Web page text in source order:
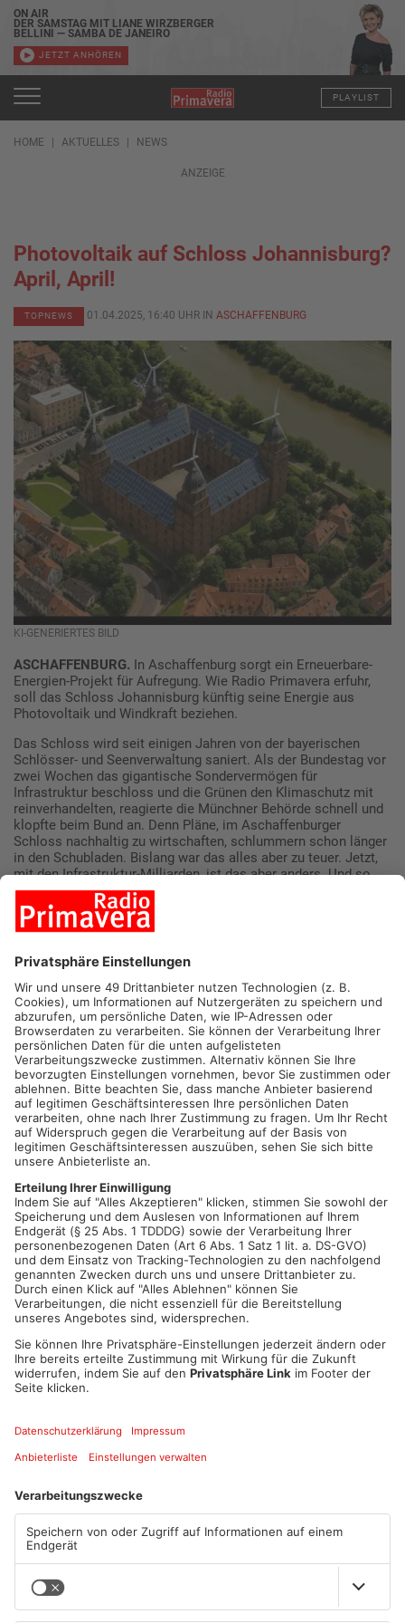
ON AIR
DER SAMSTAG MIT LIANE WIRZBERGER
BELLINI — SAMBA DE JANEIRO
JETZT ANHÖREN
PLAYLIST
HOME AKTUELLES NEWS
ANZEIGE
Photovoltaik auf Schloss Johannisburg?
April, April!
TOPNEWS 01.04.2025, 16:40 UHR IN ASCHAFFENBURG
KI-GENERIERTES BILD
ASCHAFFENBURG. In Aschaffenburg sorgt ein Erneuerbare-
Energien-Projekt für Aufregung. Wie Radio Primavera erfuhr,
soll das Schloss Johannisburg künftig seine Energie aus
Photovoltaik und Windkraft beziehen.
Das Schloss wird seit einigen Jahren von der bayerischen
Schlösser- und Seenverwaltung saniert. Als der Bundestag vor
zwei Wochen das gigantische Sondervermögen für
Infrastruktur beschloss und die Grünen den Klimaschutz mit
reinverhandelten, reagierte die Münchner Behörde schnell und
klopfte beim Bund an. Denn Pläne, im Aschaffenburger
Schloss nachhaltig zu wirtschaften, schlummern schon länger
in den Schubladen. Bislang war das alles aber zu teuer. Jetzt,
mit den Infrastruktur-Milliarden, ist das aber anders. Und so
liegen Primavera24.de. Pläne inklusive Fotos vor, die das
Schloss optisch deutlich verändern. Auf den Dachflächen soll
Sonnenstrom erzeugt werden. Die vier Ecktürme und den alten
Jetzt dürfen wir es offiziell sagen: April, April!
Schloss in ein wahres Paradies der erneuerbaren Energie zu
verwandeln, war ein Aprilscherz! Keine Sorge: Das
Johannisberger Schloss bleibt natürlich auch weiterhin ein
historisches Wahrzeichen und kein Solarkraftwerk. Heute ist
schließlich der 1. April, und da darf man schon mal ein
bisschen schmunzeln. Wir hoffen, ihr habt mit uns gelacht und
seid nicht zu sehr auf den Scherz hereingefallen.;)
Mehr zum Thema
Oberbürgermeister Jürgen Herzing über die Pläne der bayerischen Schlösser-
und Seenverwaltung
PLAY
00:15
MUTE